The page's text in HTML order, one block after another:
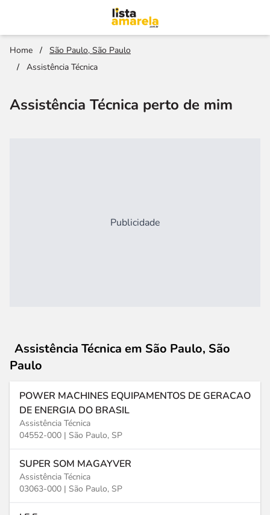
Home /
São Paulo, São Paulo
/
Assistência Técnica
Assistência Técnica perto de mim
Publicidade
Assistência Técnica em São Paulo, São
Paulo
POWER MACHINES EQUIPAMENTOS DE GERACAO
DE ENERGIA DO BRASIL
Assistência Técnica
04552-000 | São Paulo, SP
SUPER SOM MAGAYVER
Assistência Técnica
03063-000 | São Paulo, SP